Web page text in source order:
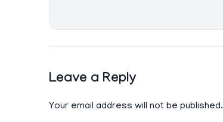
Leave a Reply
Your email address will not be published.